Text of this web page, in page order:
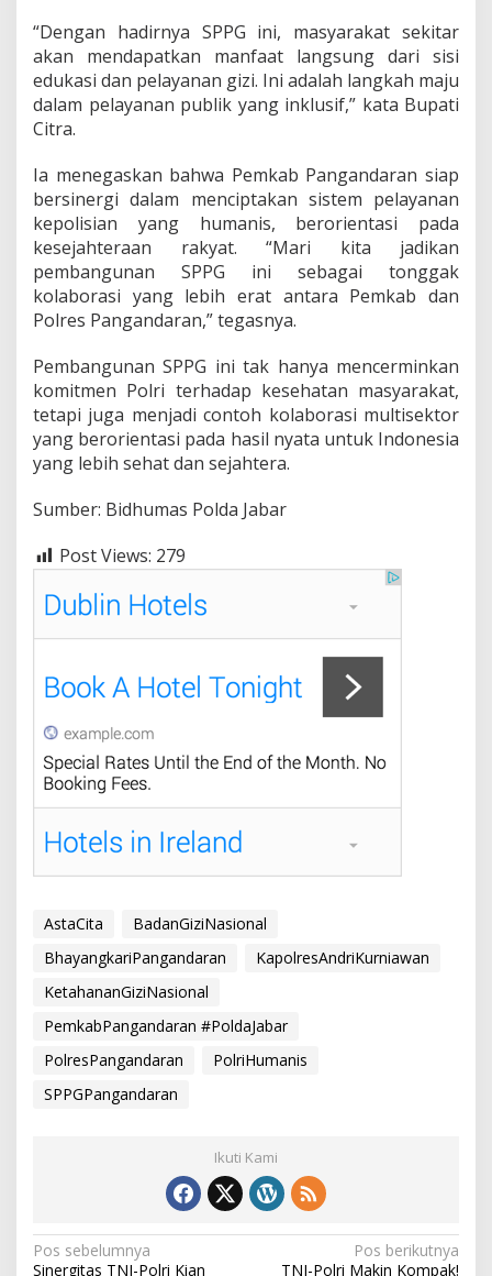
“Dengan hadirnya SPPG ini, masyarakat sekitar
akan mendapatkan manfaat langsung dari sisi
edukasi dan pelayanan gizi. Ini adalah langkah maju
dalam pelayanan publik yang inklusif,” kata Bupati
Citra.
Ia menegaskan bahwa Pemkab Pangandaran siap
bersinergi dalam menciptakan sistem pelayanan
kepolisian yang humanis, berorientasi pada
kesejahteraan rakyat. “Mari kita jadikan
pembangunan SPPG ini sebagai tonggak
kolaborasi yang lebih erat antara Pemkab dan
Polres Pangandaran,” tegasnya.
Pembangunan SPPG ini tak hanya mencerminkan
komitmen Polri terhadap kesehatan masyarakat,
tetapi juga menjadi contoh kolaborasi multisektor
yang berorientasi pada hasil nyata untuk Indonesia
yang lebih sehat dan sejahtera.
Sumber: Bidhumas Polda Jabar
Post Views: 279
AstaCita
BadanGiziNasional
BhayangkariPangandaran
KapolresAndriKurniawan
KetahananGiziNasional
PemkabPangandaran #PoldaJabar
PolresPangandaran
PolriHumanis
SPPGPangandaran
Ikuti Kami
N
Pos sebelumnya
Sinergitas TNI-Polri Kian
Pos berikutnya
TNI-Polri Makin Kompak!